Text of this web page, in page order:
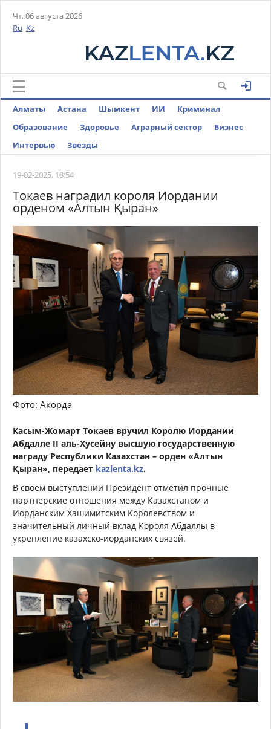
Чт, 06 августа 2026
Ru Kz
Алматы Астана Шымкент ИИ
Криминал
Образование
Здоровье Аграрный сектор
Бизнес
Интервью
Звезды
19-02-2025, 18:54
Токаев наградил короля Иордании
орденом «Алтын Қыран»
Фото: Акорда
Касым-Жомарт Токаев вручил Королю Иордании
Абдалле II аль-Хусейну высшую государственную
награду Республики Казахстан – орден «Алтын
Қыран», передает kazlenta.kz.
В своем выступлении Президент отметил прочные
партнерские отношения между Казахстаном и
Иорданским Хашимитским Королевством и
значительный личный вклад Короля Абдаллы в
укрепление казахско-иорданских связей.